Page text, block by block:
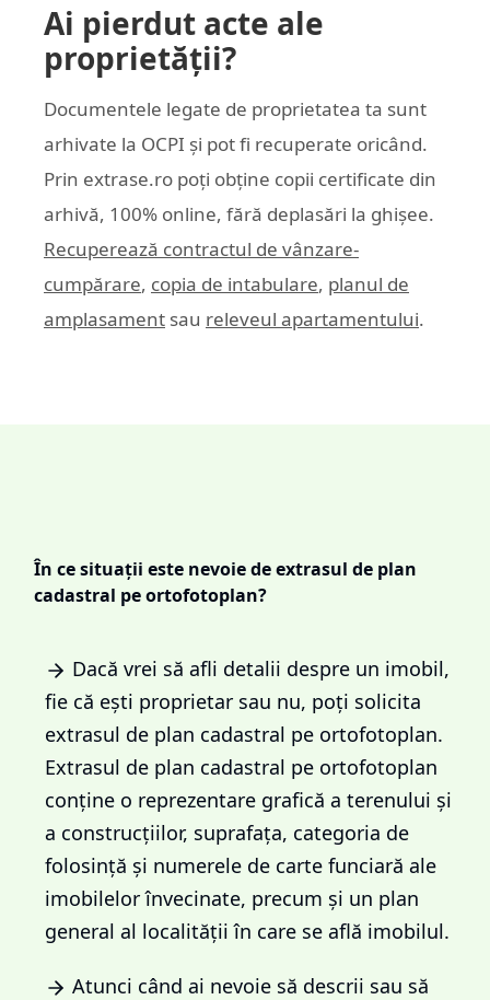
Ai pierdut acte ale
proprietății?
Documentele legate de proprietatea ta sunt
arhivate la OCPI și pot fi recuperate oricând.
Prin extrase.ro poți obține copii certificate din
arhivă, 100% online, fără deplasări la ghișee.
Recuperează contractul de vânzare-
cumpărare, copia de intabulare, planul de
amplasament sau releveul apartamentului.
În ce situații este nevoie de extrasul de plan
cadastral pe ortofotoplan?
Dacă vrei să afli detalii despre un imobil,
fie că ești proprietar sau nu, poți solicita
extrasul de plan cadastral pe ortofotoplan.
Extrasul de plan cadastral pe ortofotoplan
conține o reprezentare grafică a terenului și
a construcțiilor, suprafața, categoria de
folosință și numerele de carte funciară ale
imobilelor învecinate, precum și un plan
general al localității în care se află imobilul.
Atunci când ai nevoie să descrii sau să